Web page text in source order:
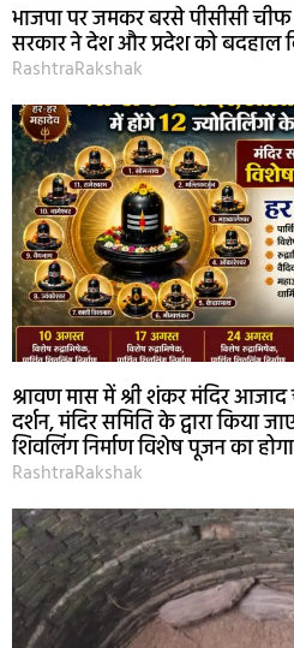
भाजपा पर जमकर बरसे पीसीसी चीफ
सरकार ने देश और प्रदेश को बदहाल
RashtraRakshak
श्रावण मास में श्री शंकर मंदिर आजाद
दर्शन, मंदिर समिति के द्वारा किया
शिवलिंग निर्माण विशेष पूजन का
RashtraRakshak